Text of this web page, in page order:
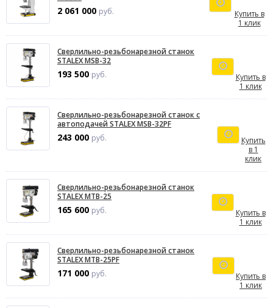
2 061 000 руб.
Купить в
1 клик
Сверлильно-резьбонарезной станок
STALEX MSB-32
193 500 руб.
Купить в
1 клик
Сверлильно-резьбонарезной станок с
автоподачей STALEX MSB-32PF
243 000 руб.
Купить
в 1
клик
Сверлильно-резьбонарезной станок
STALEX MTB-25
165 600 руб.
Купить в
1 клик
Сверлильно-резьбонарезной станок
STALEX MTB-25PF
171 000 руб.
Купить в
1 клик